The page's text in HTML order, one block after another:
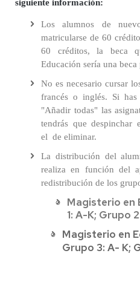
siguiente información:
Los alumnos de
matricularse de 60
60 créditos, la beca
Educación sería una beca
No es necesario cursar
francés o inglés. Si
"Añadir todas" las
tendrás que despinchar
el de eliminar.
La distribución del
realiza en función del
redistribución de los
Magisterio en
1: A-K; Grupo
Magisterio en
Grupo 3: A- K;